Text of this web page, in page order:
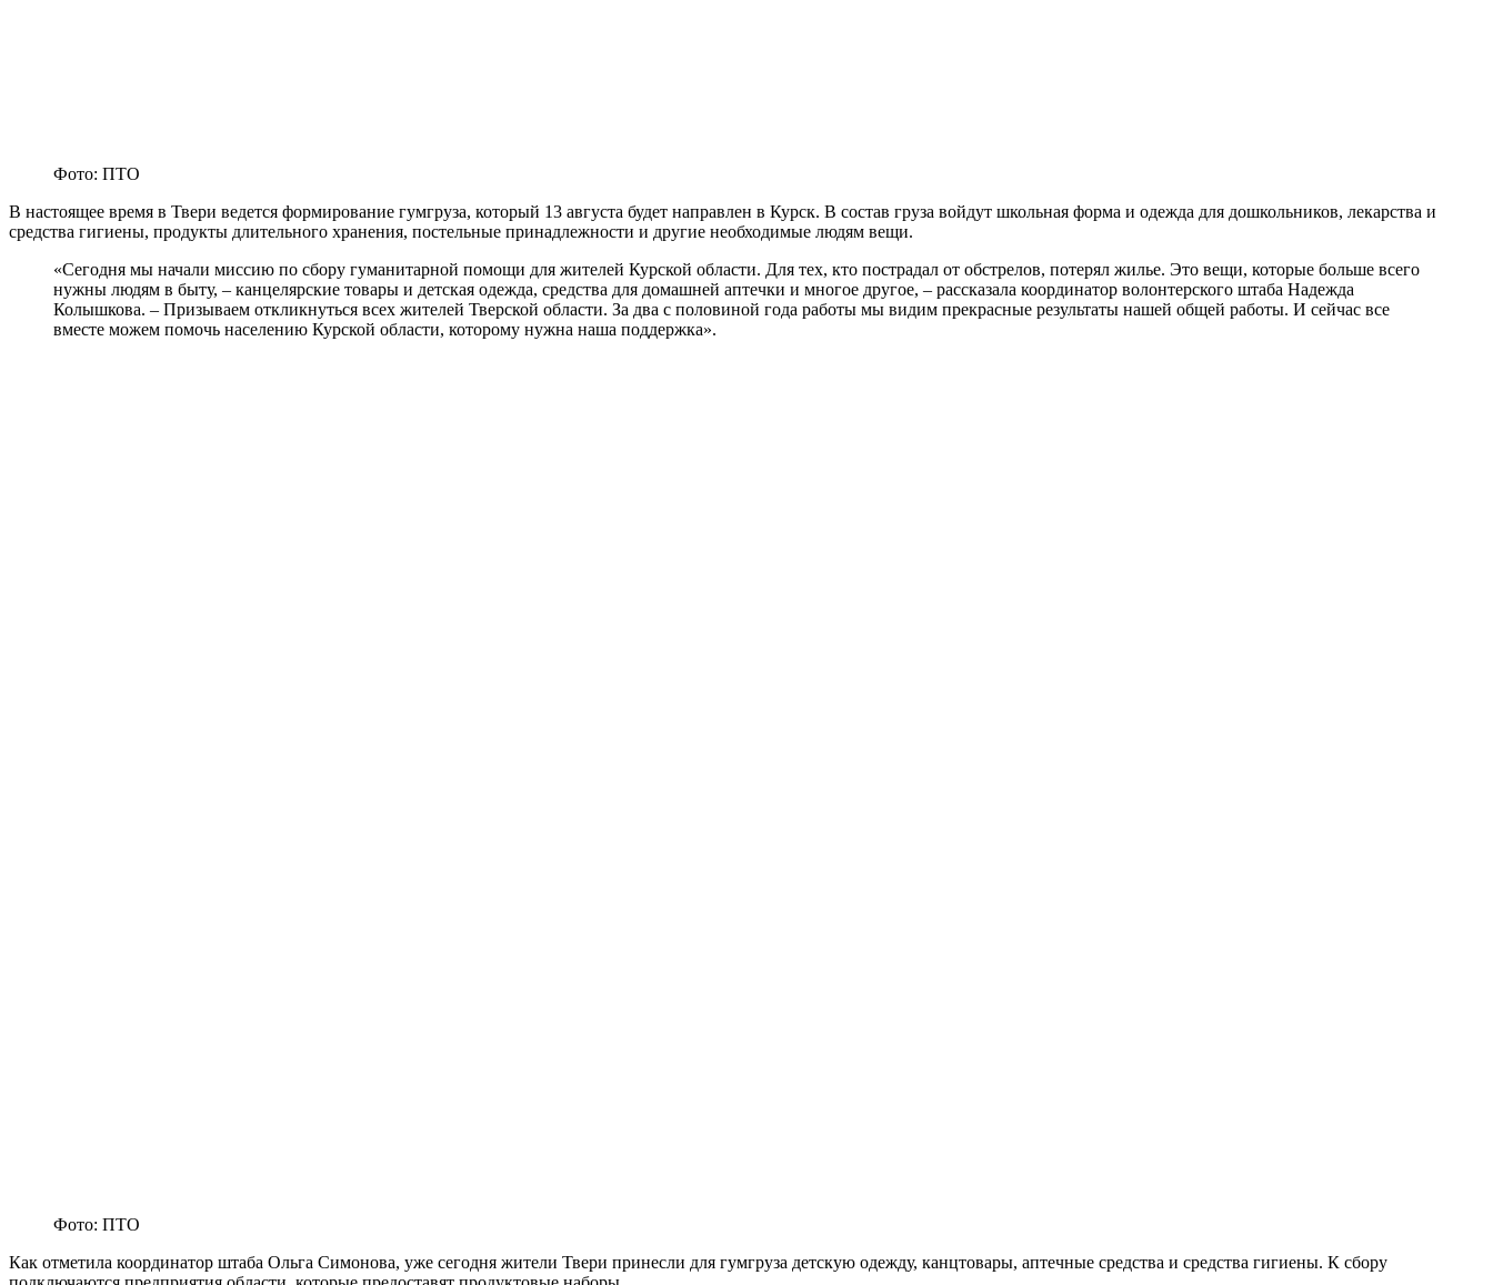
Фото: ПТО
В настоящее время в Твери ведется формирование гумгруза, который 13 августа будет направлен в Курск. В состав груза войдут школьная форма и одежда для дошкольников, лекарства и
средства гигиены, продукты длительного хранения, постельные принадлежности и другие необходимые людям вещи.
«Сегодня мы начали миссию по сбору гуманитарной помощи для жителей Курской области. Для тех, кто пострадал от обстрелов, потерял жилье. Это вещи, которые больше всего
нужны людям в быту, – канцелярские товары и детская одежда, средства для домашней аптечки и многое другое, – рассказала координатор волонтерского штаба Надежда
Колышкова. – Призываем откликнуться всех жителей Тверской области. За два с половиной года работы мы видим прекрасные результаты нашей общей работы. И сейчас все
вместе можем помочь населению Курской области, которому нужна наша поддержка».
Фото: ПТО
Как отметила координатор штаба Ольга Симонова, уже сегодня жители Твери принесли для гумгруза детскую одежду, канцтовары, аптечные средства и средства гигиены. К сбору